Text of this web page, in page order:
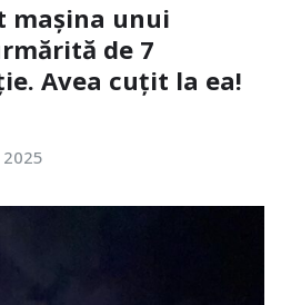
mașina unui
de 7
Avea cuțit la ea!